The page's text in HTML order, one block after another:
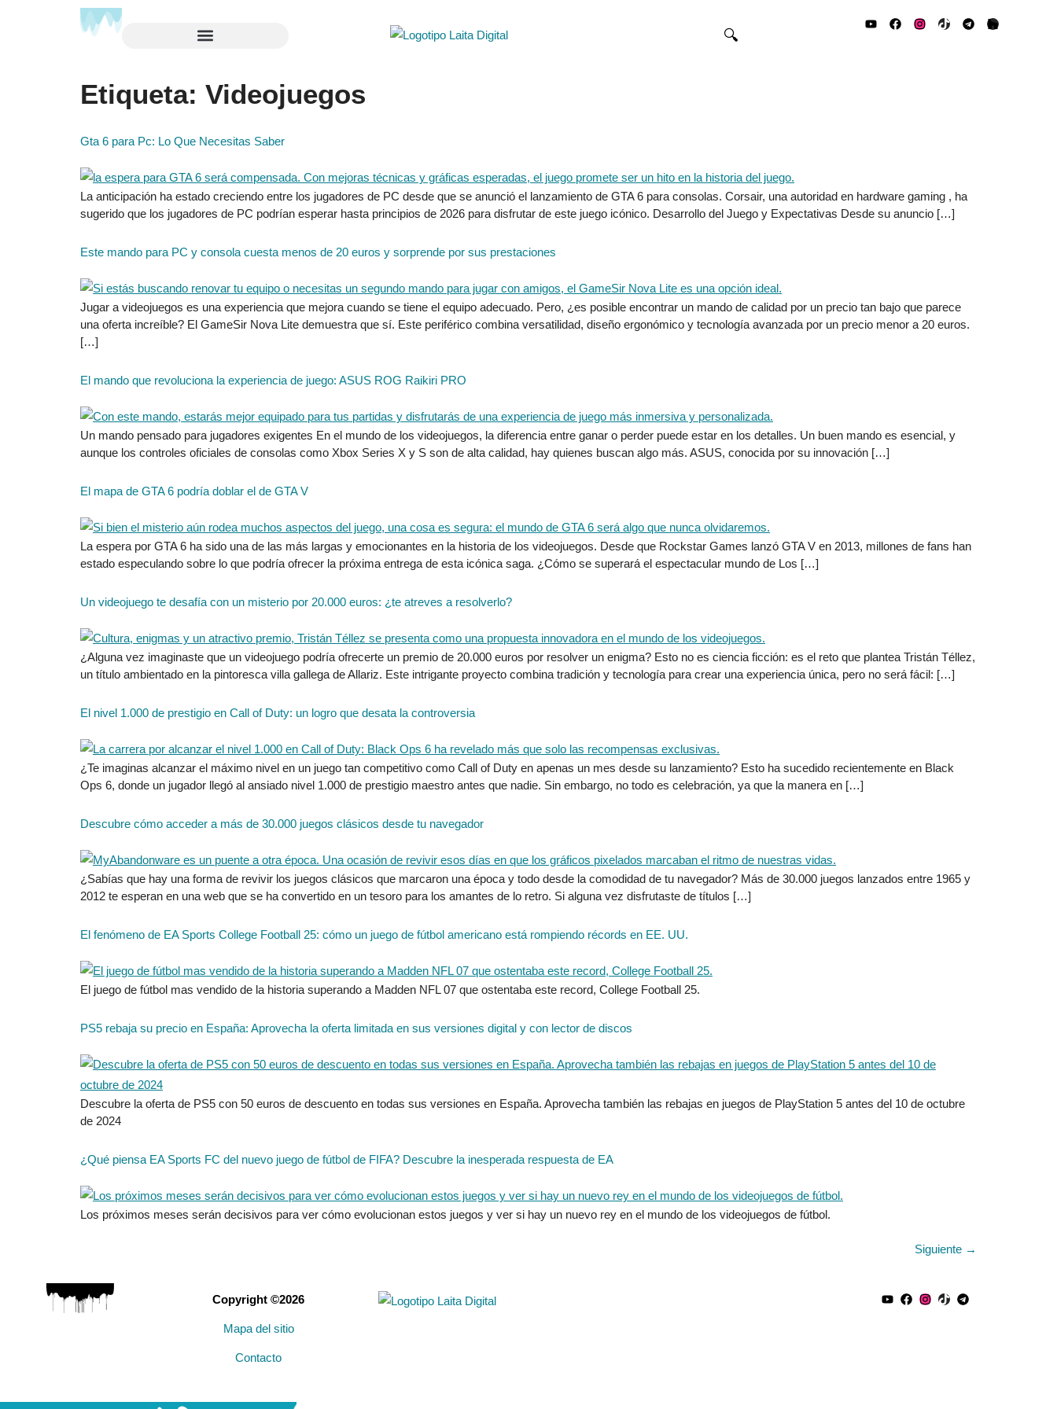
🔍
Etiqueta: Videojuegos
Gta 6 para Pc: Lo Que Necesitas Saber
La anticipación ha estado creciendo entre los jugadores de PC desde que se anunció el lanzamiento de GTA 6 para consolas. Corsair, una autoridad en hardware gaming , ha
sugerido que los jugadores de PC podrían esperar hasta principios de 2026 para disfrutar de este juego icónico. Desarrollo del Juego y Expectativas Desde su anuncio […]
Este mando para PC y consola cuesta menos de 20 euros y sorprende por sus prestaciones
Jugar a videojuegos es una experiencia que mejora cuando se tiene el equipo adecuado. Pero, ¿es posible encontrar un mando de calidad por un precio tan bajo que parece
una oferta increíble? El GameSir Nova Lite demuestra que sí. Este periférico combina versatilidad, diseño ergonómico y tecnología avanzada por un precio menor a 20 euros.
[…]
El mando que revoluciona la experiencia de juego: ASUS ROG Raikiri PRO
Un mando pensado para jugadores exigentes En el mundo de los videojuegos, la diferencia entre ganar o perder puede estar en los detalles. Un buen mando es esencial, y
aunque los controles oficiales de consolas como Xbox Series X y S son de alta calidad, hay quienes buscan algo más. ASUS, conocida por su innovación […]
El mapa de GTA 6 podría doblar el de GTA V
La espera por GTA 6 ha sido una de las más largas y emocionantes en la historia de los videojuegos. Desde que Rockstar Games lanzó GTA V en 2013, millones de fans han
estado especulando sobre lo que podría ofrecer la próxima entrega de esta icónica saga. ¿Cómo se superará el espectacular mundo de Los […]
Un videojuego te desafía con un misterio por 20.000 euros: ¿te atreves a resolverlo?
¿Alguna vez imaginaste que un videojuego podría ofrecerte un premio de 20.000 euros por resolver un enigma? Esto no es ciencia ficción: es el reto que plantea Tristán Téllez,
un título ambientado en la pintoresca villa gallega de Allariz. Este intrigante proyecto combina tradición y tecnología para crear una experiencia única, pero no será fácil: […]
El nivel 1.000 de prestigio en Call of Duty: un logro que desata la controversia
¿Te imaginas alcanzar el máximo nivel en un juego tan competitivo como Call of Duty en apenas un mes desde su lanzamiento? Esto ha sucedido recientemente en Black
Ops 6, donde un jugador llegó al ansiado nivel 1.000 de prestigio maestro antes que nadie. Sin embargo, no todo es celebración, ya que la manera en […]
Descubre cómo acceder a más de 30.000 juegos clásicos desde tu navegador
¿Sabías que hay una forma de revivir los juegos clásicos que marcaron una época y todo desde la comodidad de tu navegador? Más de 30.000 juegos lanzados entre 1965 y
2012 te esperan en una web que se ha convertido en un tesoro para los amantes de lo retro. Si alguna vez disfrutaste de títulos […]
El fenómeno de EA Sports College Football 25: cómo un juego de fútbol americano está rompiendo récords en EE. UU.
El juego de fútbol mas vendido de la historia superando a Madden NFL 07 que ostentaba este record, College Football 25.
PS5 rebaja su precio en España: Aprovecha la oferta limitada en sus versiones digital y con lector de discos
Descubre la oferta de PS5 con 50 euros de descuento en todas sus versiones en España. Aprovecha también las rebajas en juegos de PlayStation 5 antes del 10 de octubre
de 2024
¿Qué piensa EA Sports FC del nuevo juego de fútbol de FIFA? Descubre la inesperada respuesta de EA
Los próximos meses serán decisivos para ver cómo evolucionan estos juegos y ver si hay un nuevo rey en el mundo de los videojuegos de fútbol.
Siguiente →
Copyright ©2026
Mapa del sitio
Contacto